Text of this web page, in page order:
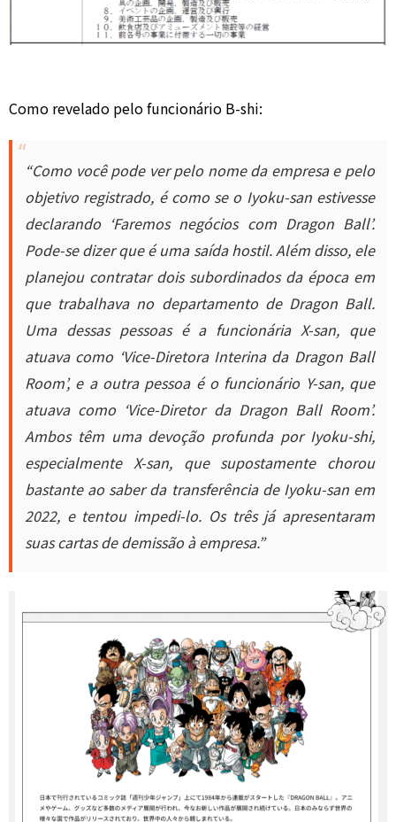
Como revelado pelo funcionário B-shi:
“Como você pode ver pelo nome da empresa e pelo
objetivo registrado, é como se o Iyoku-san estivesse
declarando ‘Faremos negócios com Dragon Ball’.
Pode-se dizer que é uma saída hostil. Além disso, ele
planejou contratar dois subordinados da época em
que trabalhava no departamento de Dragon Ball.
Uma dessas pessoas é a funcionária X-san, que
atuava como ‘Vice-Diretora Interina da Dragon Ball
Room’, e a outra pessoa é o funcionário Y-san, que
atuava como ‘Vice-Diretor da Dragon Ball Room’.
Ambos têm uma devoção profunda por Iyoku-shi,
especialmente X-san, que supostamente chorou
bastante ao saber da transferência de Iyoku-san em
2022, e tentou impedi-lo. Os três já apresentaram
suas cartas de demissão à empresa.”